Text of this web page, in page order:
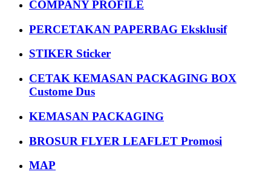
COMPANY PROFILE
PERCETAKAN PAPERBAG Eksklusif
STIKER Sticker
CETAK KEMASAN PACKAGING BOX
Custome Dus
KEMASAN PACKAGING
BROSUR FLYER LEAFLET Promosi
MAP